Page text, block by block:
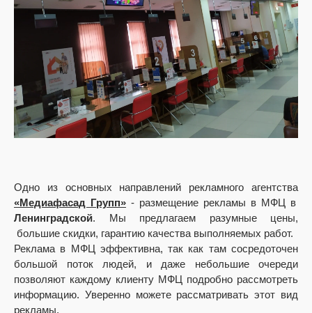
Одно из основных направлений рекламного агентства
«Медиафасад Групп» - размещение рекламы в МФЦ в
Ленинградской. Мы предлагаем разумные цены,
большие скидки, гарантию качества выполняемых работ.
Реклама в МФЦ эффективна, так как там сосредоточен
большой поток людей, и даже небольшие очереди
позволяют каждому клиенту МФЦ подробно рассмотреть
информацию. Уверенно можете рассматривать этот вид
рекламы.